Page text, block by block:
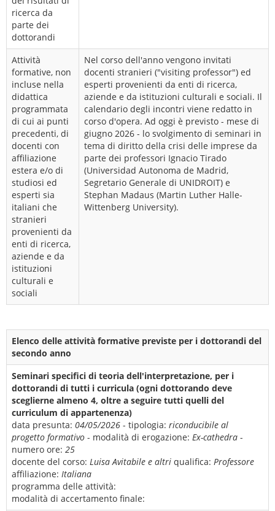
ricerca da
parte dei
dottorandi
Attività
formative, non
incluse nella
didattica
programmata
di cui ai punti
precedenti, di
docenti con
affiliazione
estera e/o di
studiosi ed
esperti sia
italiani che
stranieri
provenienti da
enti di ricerca,
aziende e da
istituzioni
culturali e
sociali
Nel corso dell'anno vengono invitati
docenti stranieri ("visiting professor") ed
esperti provenienti da enti di ricerca,
aziende e da istituzioni culturali e sociali. Il
calendario degli incontri viene redatto in
corso d'opera. Ad oggi è previsto - mese di
giugno 2026 - lo svolgimento di seminari in
tema di diritto della crisi delle imprese da
parte dei professori Ignacio Tirado
(Universidad Autonoma de Madrid,
Segretario Generale di UNIDROIT) e
Stephan Madaus (Martin Luther Halle-
Wittenberg University).
Elenco delle attività formative previste per i dottorandi del
secondo anno
Seminari specifici di teoria dell'interpretazione, per i
dottorandi di tutti i curricula (ogni dottorando deve
sceglierne almeno 4, oltre a seguire tutti quelli del
curriculum di appartenenza)
data presunta: 04/05/2026 - tipologia: riconducibile al
progetto formativo - modalità di erogazione: Ex-cathedra -
numero ore: 25
docente del corso: Luisa Avitabile e altri qualifica: Professore
affiliazione: Italiana
programma delle attività:
modalità di accertamento finale: